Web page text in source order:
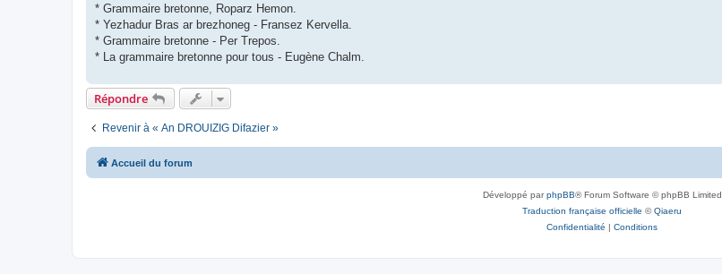
* Grammaire bretonne, Roparz Hemon.
* Yezhadur Bras ar brezhoneg - Fransez Kervella.
* Grammaire bretonne - Per Trepos.
* La grammaire bretonne pour tous - Eugène Chalm.
Répondre
Revenir à « An DROUIZIG Difazier »
Accueil du forum
Développé parphpBB® Forum Software © phpBB Limited
Traduction française officielle ©Qiaeru
Confidentialité | Conditions